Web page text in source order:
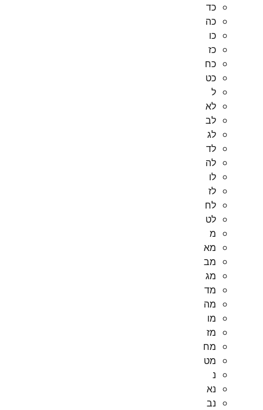
כד
כה
כו
כז
כח
כט
ל
לא
לב
לג
לד
לה
לו
לז
לח
לט
מ
מא
מב
מג
מד
מה
מו
מז
מח
מט
נ
נא
נב